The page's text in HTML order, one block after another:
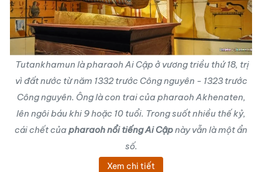
Tutankhamun là pharaoh Ai Cập ở vương triều thứ 18, trị
vì đất nước từ năm 1332 trước Công nguyên - 1323 trước
Công nguyên. Ông là con trai của pharaoh Akhenaten,
lên ngôi báu khi 9 hoặc 10 tuổi. Trong suốt nhiều thế kỷ,
cái chết củapharaoh nổi tiếng Ai Cậpnày vẫn là một ẩn
số.
Xem chi tiết